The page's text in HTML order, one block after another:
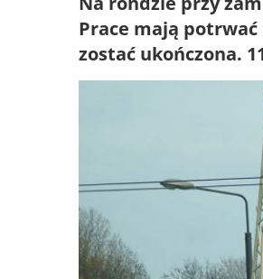
Prace mają
zostać ukończona.